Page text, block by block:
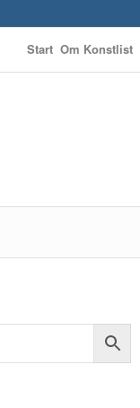
Start Om Konstlist